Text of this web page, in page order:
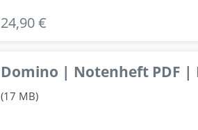
24,90 €
Domino | Notenheft PDF |
(17 MB)